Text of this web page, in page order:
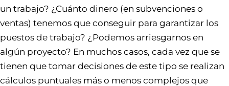
un trabajo? ¿Cuánto dinero (en subvenciones o
ventas) tenemos que conseguir para garantizar los
puestos de trabajo? ¿Podemos arriesgarnos en
algún proyecto? En muchos casos, cada vez que se
tienen que tomar decisiones de este tipo se realizan
cálculos puntuales más o menos complejos que